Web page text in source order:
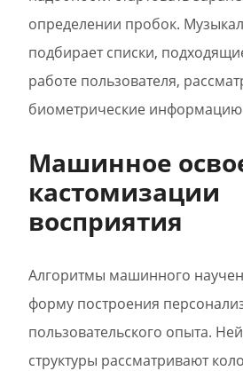
определении пробок.
подбирает списки,
работе пользователя,
биометрические информацию
Машинное
кастомизации
восприятия
Алгоритмы машинного
форму построения
пользовательского опыта.
структуры рассматривают